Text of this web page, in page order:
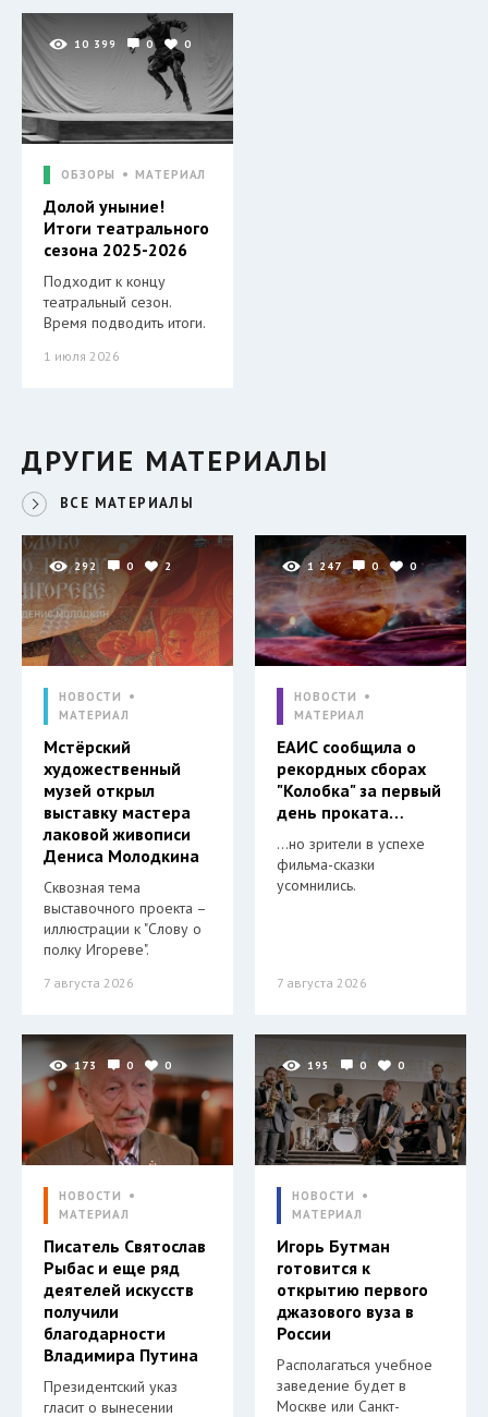
10 399 0 0
ОБЗОРЫ МАТЕРИАЛ
Долой уныние!
Итоги театрального
сезона 2025-2026
Подходит к концу
театральный сезон.
Время подводить итоги.
1 июля 2026
ДРУГИЕ МАТЕРИАЛЫ
ВСЕ МАТЕРИАЛЫ
292 0 2
НОВОСТИ
МАТЕРИАЛ
Мстёрский
художественный
музей открыл
выставку мастера
лаковой живописи
Дениса Молодкина
Сквозная тема
выставочного проекта –
иллюстрации к "Слову о
полку Игореве".
7 августа 2026
1 247 0 0
НОВОСТИ
МАТЕРИАЛ
ЕАИС сообщила о
рекордных сборах
"Колобка" за первый
день проката…
…но зрители в успехе
фильма-сказки
усомнились.
7 августа 2026
173 0 0
НОВОСТИ
МАТЕРИАЛ
Писатель Святослав
Рыбас и еще ряд
деятелей искусств
получили
благодарности
Владимира Путина
Президентский указ
гласит о вынесении
195 0 0
НОВОСТИ
МАТЕРИАЛ
Игорь Бутман
готовится к
открытию первого
джазового вуза в
России
Располагаться учебное
заведение будет в
Москве или Санкт-